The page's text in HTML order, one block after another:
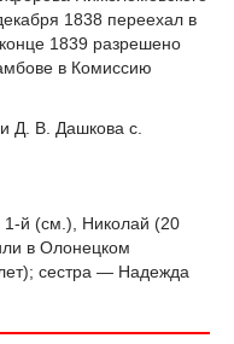
1838 переехал в
1839 разрешено
в Комиссию
Д. В. Дашкова с.
й (см.), Николай (20
в Олонецком
сестра — Надежда